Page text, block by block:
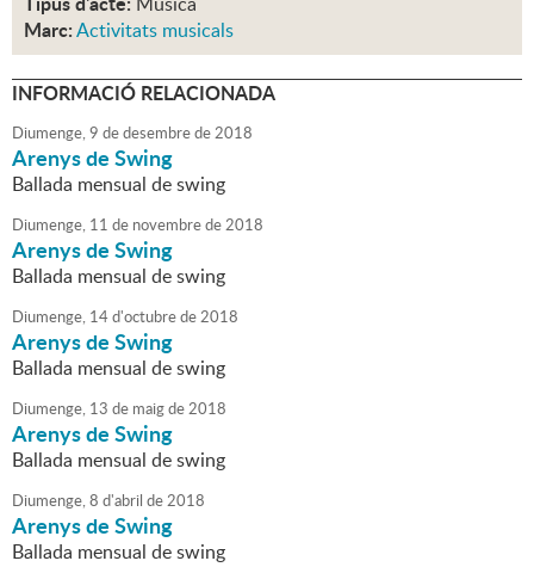
Marc:Activitats musicals
INFORMACIÓ RELACIONADA
Diumenge,9 dedesembrede2018
Arenys de Swing
Ballada mensual de swing
Diumenge, 11 de novembrede2018
Arenys de Swing
Ballada mensual de swing
Diumenge, 14d'octubrede2018
Arenys de Swing
Ballada mensual de swing
Diumenge, 13 de maigde2018
Arenys de Swing
Ballada mensual de swing
Diumenge,8 d'abril de2018
Arenys de Swing
Ballada mensual de swing